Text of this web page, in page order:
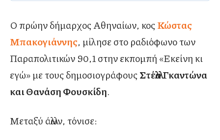
Ο πρώην δήμαρχος Αθηναίων, κος Κώστας
Μπακογιάννης, μίλησε στο ραδιόφωνο των
Παραπολιτικών 90,1 στην εκπομπή «Εκείνη κι
εγώ» με τους δημοσιογράφους Στέλλα Γκαντώνα
και Θανάση Φουσκίδη.
Μεταξύ άλλων, τόνισε: